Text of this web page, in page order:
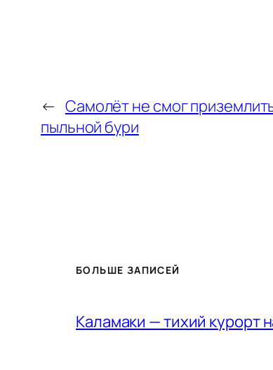
← Самолёт не смог
пыльной бури
БОЛЬШЕ ЗАПИСЕЙ
Каламаки — тихий курорт